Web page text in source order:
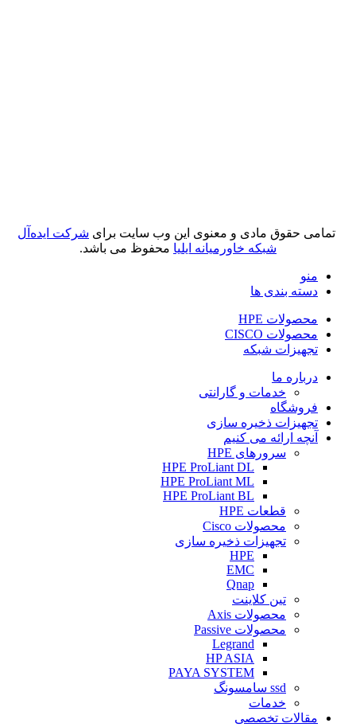
تمامی حقوق مادی و معنوی این وب سایت برای شرکت ایده‌آل
شبکه خاورمیانه ایلیا محفوظ می باشد.
منو
دسته بندی ها
محصولات HPE
محصولات CISCO
تجهیزات شبکه
درباره ما
خدمات و گارانتی
فروشگاه
تجهیزات ذخیره سازی
آنچه ارائه می کنیم
سرورهای HPE
HPE ProLiant DL
HPE ProLiant ML
HPE ProLiant BL
قطعات HPE
محصولات Cisco
تجهیزات ذخیره سازی
HPE
EMC
Qnap
تین کلاینت
محصولات Axis
محصولات Passive
Legrand
HP ASIA
PAYA SYSTEM
ssd سامسونگ
خدمات
مقالات تخصصی